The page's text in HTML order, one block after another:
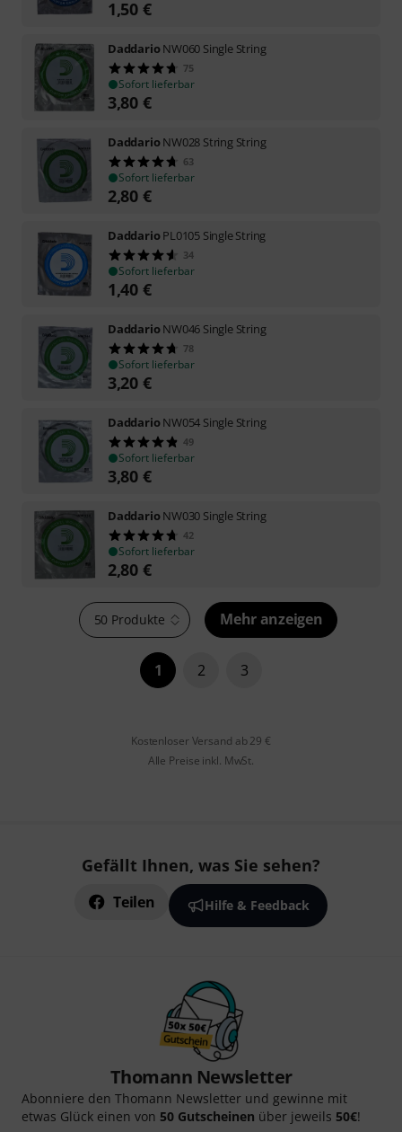
1,50 €
DaddarioNW060 Single String
75
Sofort lieferbar
3,80 €
DaddarioNW028 String String
63
Sofort lieferbar
2,80 €
DaddarioPL0105 Single String
34
Sofort lieferbar
1,40 €
DaddarioNW046 Single String
78
Sofort lieferbar
3,20 €
DaddarioNW054 Single String
49
Sofort lieferbar
3,80 €
DaddarioNW030 Single String
42
Sofort lieferbar
2,80 €
50 Produkte Mehr anzeigen
1 2 3
Kostenloser Versand ab 29 €
Alle Preise inkl. MwSt.
Gefällt Ihnen, was Sie sehen?
Teilen Hilfe & Feedback
Thomann Newsletter
Abonniere den Thomann Newsletter und gewinne mit
etwas Glück einen von 50 Gutscheinen über jeweils 50€!